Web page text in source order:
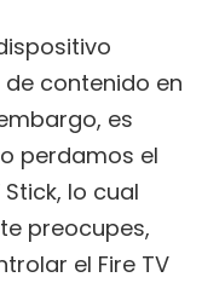
contenido en
es
perdamos el
lo cual
preocupes,
el Fire TV